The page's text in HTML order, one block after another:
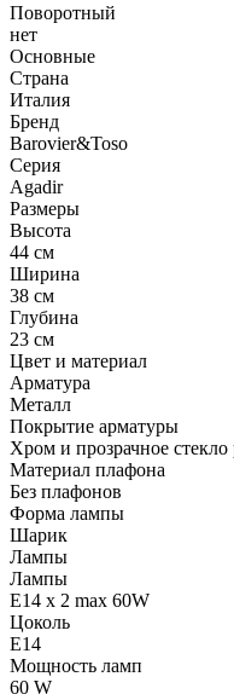
Поворотный
нет
Основные
Страна
Италия
Бренд
Barovier&Toso
Серия
Agadir
Размеры
Высота
44 см
Ширина
38 см
Глубина
23 см
Цвет и материал
Арматура
Металл
Покрытие арматуры
Хром и прозрачное
Материал плафона
Без плафонов
Форма лампы
Шарик
Лампы
Лампы
E14 x 2 max 60W
Цоколь
E14
Мощность ламп
60 W